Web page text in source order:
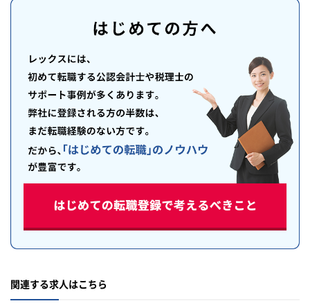
関連する求人はこちら